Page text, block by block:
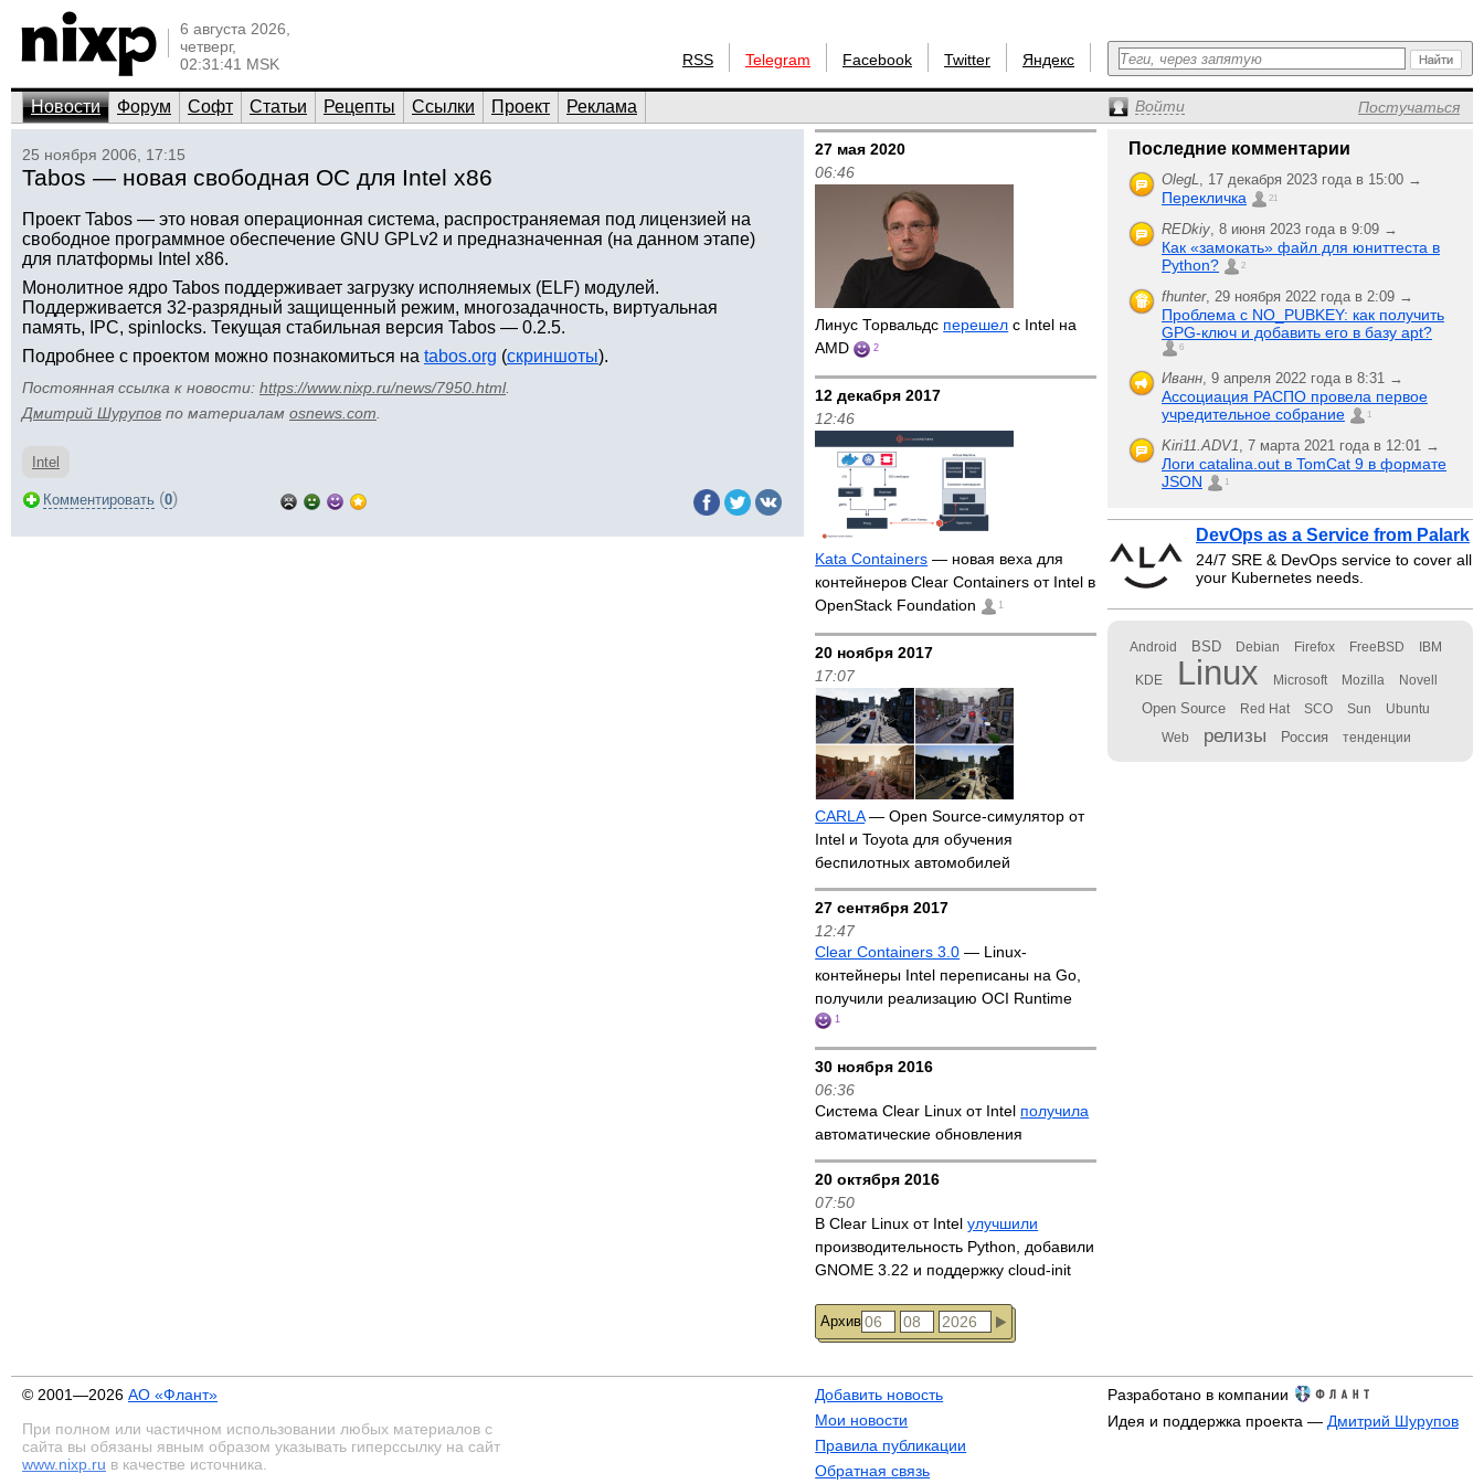
6 августа 2026,
четверг,
02:31:41 MSK
RSS Telegram Facebook Twitter Яндекс
Новости Форум Софт Статьи Рецепты Ссылки Проект Реклама Войти Постучаться
25 ноября 2006, 17:15
Tabos — новая свободная ОС для Intel x86
Проект Tabos — это новая операционная система, распространяемая под лицензией на
свободное программное обеспечение GNU GPLv2 и предназначенная (на данном этапе)
для платформы Intel x86.
Монолитное ядро Tabos поддерживает загрузку исполняемых (ELF) модулей.
Поддерживается 32-разрядный защищенный режим, многозадачность, виртуальная
память, IPC, spinlocks. Текущая стабильная версия Tabos — 0.2.5.
Подробнее с проектом можно познакомиться на tabos.org (скриншоты).
Постоянная ссылка к новости: https://www.nixp.ru/news/7950.html.
Дмитрий Шурупов по материалам osnews.com
Intel
Комментировать (0)
27 мая 2020
06:46
Линус Торвальдс перешел с Intel на
AMD
2
12 декабря 2017
12:46
Kata Containers — новая веха для
контейнеров Clear Containers от Intel в
OpenStack Foundation
1
20 ноября 2017
17:07
CARLA— Open Source-симулятор от
Intel и Toyota для обучения
беспилотных автомобилей
27 сентября 2017
12:47
Clear Containers 3.0 — Linux-
контейнеры Intel переписаны на Go,
получили реализацию OCI Runtime
1
30 ноября 2016
06:36
Система Clear Linux от Intel получила
автоматические обновления
20 октября 2016
07:50
В Clear Linux от Intelулучшили
производительность Python, добавили
GNOME 3.22 и поддержку cloud-init
Архив
Последние комментарии
OlegL, 17 декабря 2023 года в 15:00 →
Перекличка 21
REDkiy, 8 июня 2023 года в 9:09 →
Как «замокать» файл для юниттеста в
Python?
2
fhunter, 29 ноября 2022 года в 2:09 →
Проблема с NO_PUBKEY: как получить
GPG-ключ и добавить его в базу apt?
6
Иванн, 9 апреля 2022 года в 8:31 →
Ассоциация РАСПО провела первое
учредительное собрание
1
Kiri11.ADV1, 7 марта 2021 года в 12:01 →
Логи catalina.out в TomCat 9 в формате
JSON
1
DevOps as a Service from Palark
24/7 SRE & DevOps service to cover all
your Kubernetes needs.
Android BSD Debian Firefox FreeBSD IBM
KDE Linux Microsoft Mozilla Novell
Open Source Red Hat SCO Sun Ubuntu
Web релизы Россия тенденции
© 2001—2026 АО «Флант»
При полном или частичном использовании любых материалов с
сайта вы обязаны явным образом указывать гиперссылку на сайт
www.nixp.ru в качестве источника.
Добавить новость
Мои новости
Правила публикации
Обратная связь
Разработано в компании
Идея и поддержка проекта — Дмитрий Шурупов